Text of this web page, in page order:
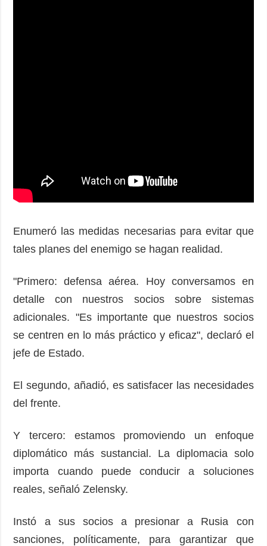
Enumeró las medidas necesarias para evitar que
tales planes del enemigo se hagan realidad.
"Primero: defensa aérea. Hoy conversamos en
detalle con nuestros socios sobre sistemas
adicionales. "Es importante que nuestros socios
se centren en lo más práctico y eficaz", declaró el
jefe de Estado.
El segundo, añadió, es satisfacer las necesidades
del frente.
Y tercero: estamos promoviendo un enfoque
diplomático más sustancial. La diplomacia solo
importa cuando puede conducir a soluciones
reales, señaló Zelensky.
Instó a sus socios a presionar a Rusia con
sanciones, políticamente, para garantizar que